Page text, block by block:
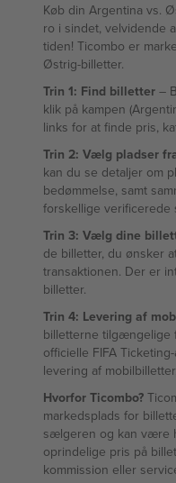
Køb din Argentina vs.
ro i sindet, velvidende
tiden! Ticombo er
Østrig-billetter.
Trin 1: Find billetter –
klik på kampen
links for at finde pris,
Trin 2: Vælg pladser
kan du se detaljer om
bedømmelse, samt
forskellige
Trin 3: Vælg dine
de billetter, du ønsker
transaktionen. Der er
billetter.
Trin 4: Levering af
billetterne tilgængelige
officielle FIFA
levering af
Hvorfor Ticombo?
markedsplads for
sælgeren og kan være
oprindelige pris på
kommission eller